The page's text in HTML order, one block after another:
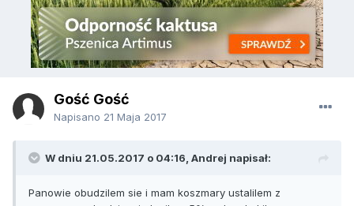
Gość Gość
Napisano 21 Maja 2017
W dniu 21.05.2017 o 04:16, Andrej napisał:
Panowie obudzilem sie i mam koszmary ustalilem z